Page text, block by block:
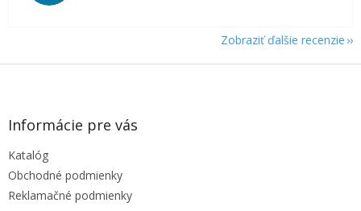
Zobraziť ďalšie recenzie
Z
Informácie pre vás
Katalóg
Obchodné podmienky
Reklamačné podmienky